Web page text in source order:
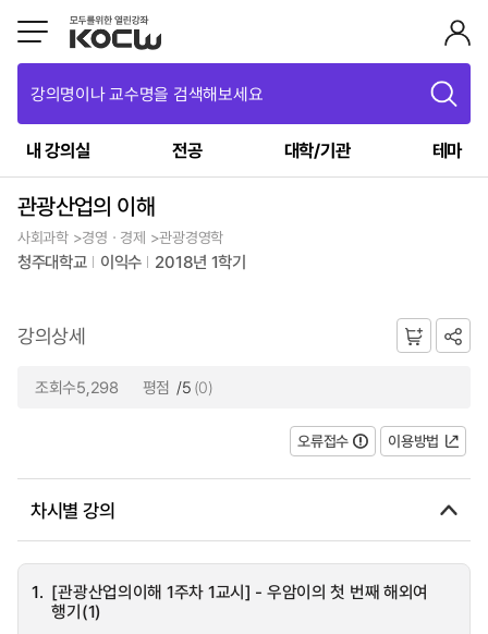
강의명이나 교수명을 검색해보세요
내 강의실 전공 대학/기관 테마
관광산업의 이해
사회과학 >경영ㆍ경제 >관광경영학
청주대학교 이익수 2018년 1학기
강의상세
조회수5,298 평점 /5 (0)
오류접수 이용방법
차시별 강의
1. [관광산업의이해 1주차 1교시] - 우암이의 첫 번째 해외여
행기(1)